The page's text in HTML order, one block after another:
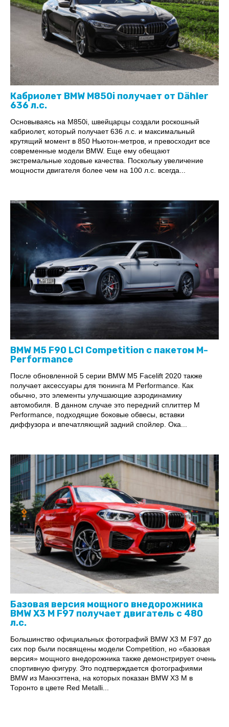
Кабриолет BMW M850i получает от Dähler
636 л.с.
Основываясь на M850i, швейцарцы создали роскошный
кабриолет, который получает 636 л.с. и максимальный
крутящий момент в 850 Ньютон-метров, и превосходит все
современные модели BMW. Еще ему обещают
экстремальные ходовые качества. Поскольку увеличение
мощности двигателя более чем на 100 л.с. всегда...
BMW M5 F90 LCI Competition c пакетом M-
Performance
После обновленной 5 серии BMW M5 Facelift 2020 также
получает аксессуары для тюнинга M Performance. Как
обычно, это элементы улучшающие аэродинамику
автомобиля. В данном случае это передний сплиттер M
Performance, подходящие боковые обвесы, вставки
диффузора и впечатляющий задний спойлер. Ока...
Базовая версия мощного внедорожника
BMW X3 M F97 получает двигатель с 480
л.с.
Большинство официальных фотографий BMW X3 M F97 до
сих пор были посвящены модели Competition, но «базовая
версия» мощного внедорожника также демонстрирует очень
спортивную фигуру. Это подтверждается фотографиями
BMW из Манхэттена, на которых показан BMW X3 M в
Торонто в цвете Red Metalli...